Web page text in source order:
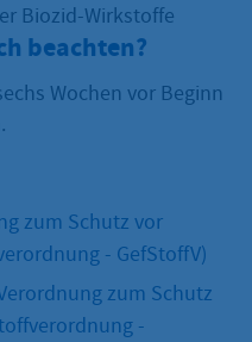
Biozid-Wirkstoffe
beachten?
Wochen vor Beginn
zum Schutz vor
- GefStoffV)
zum Schutz
-